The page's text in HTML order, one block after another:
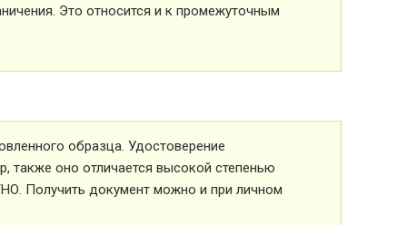
Это относится и к промежуточным
образца. Удостоверение
также оно отличается высокой степенью
Получить документ можно и при личном